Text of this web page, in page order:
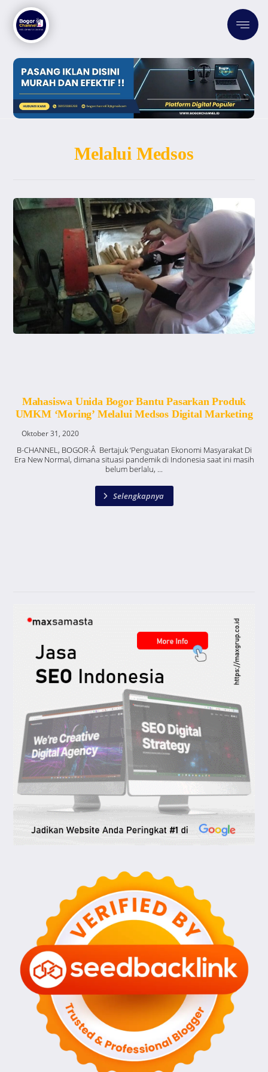
Melalui Medsos
Mahasiswa Unida Bogor Bantu Pasarkan Produk
UMKM ‘Moring’ Melalui Medsos Digital Marketing
Oktober 31, 2020
B-CHANNEL, BOGOR-Â Bertajuk ‘Penguatan Ekonomi Masyarakat Di
Era New Normal, dimana situasi pandemik di Indonesia saat ini masih
belum berlalu, ...
Selengkapnya